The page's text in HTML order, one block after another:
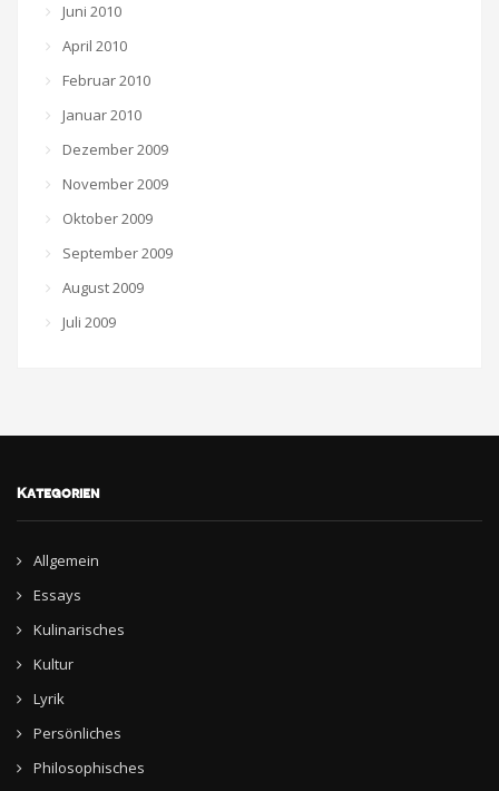
Juni 2010
April 2010
Februar 2010
Januar 2010
Dezember 2009
November 2009
Oktober 2009
September 2009
August 2009
Juli 2009
Kategorien
Allgemein
Essays
Kulinarisches
Kultur
Lyrik
Persönliches
Philosophisches